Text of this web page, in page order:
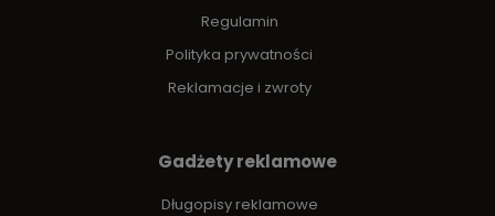
Regulamin
Polityka prywatności
Reklamacje i zwroty
Gadżety reklamowe
Długopisy reklamowe